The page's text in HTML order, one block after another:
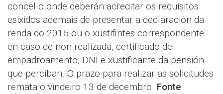
concello onde deberán acreditar os requisitos
esixidos ademais de presentar a declaración da
renda do 2015 ou o xustifintes correspondente
en caso de non realizada, certificado de
empadroamento, DNI e xustificante da pensión
que perciban. O prazo para realizar as solicitudes
remata o vindeiro 13 de decembro. Fonte